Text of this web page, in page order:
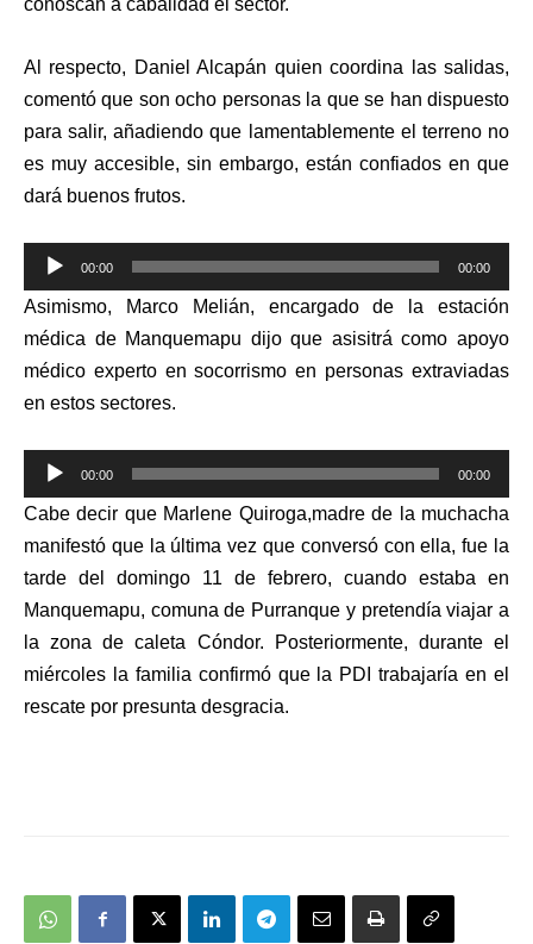
conoscan a cabalidad el sector.
Al respecto, Daniel Alcapán quien coordina las salidas,
comentó que son ocho personas la que se han dispuesto
para salir, añadiendo que lamentablemente el terreno no
es muy accesible, sin embargo, están confiados en que
dará buenos frutos.
Reproductor
de
audio
00:00 00:00
Asimismo, Marco Melián, encargado de la estación
médica de Manquemapu dijo que asisitrá como apoyo
médico experto en socorrismo en personas extraviadas
en estos sectores.
Reproductor
de
audio
00:00 00:00
Cabe decir que Marlene Quiroga,madre de la muchacha
manifestó que la última vez que conversó con ella, fue la
tarde del domingo 11 de febrero, cuando estaba en
Manquemapu, comuna de Purranque y pretendía viajar a
la zona de caleta Cóndor. Posteriormente, durante el
miércoles la familia confirmó que la PDI trabajaría en el
rescate por presunta desgracia.